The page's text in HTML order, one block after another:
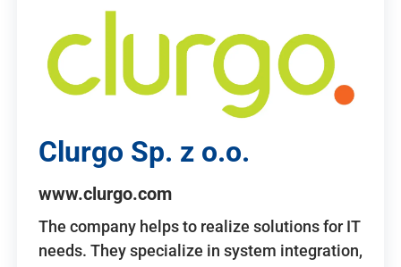
Clurgo Sp. z o.o.
www.clurgo.com
The company helps to realize solutions for IT
needs. They specialize in system integration,